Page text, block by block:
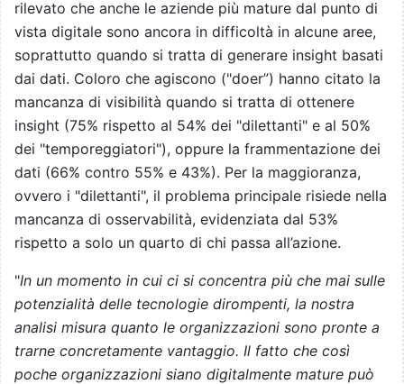
rilevato che anche le aziende più mature dal punto di
vista digitale sono ancora in difficoltà in alcune aree,
soprattutto quando si tratta di generare insight basati
dai dati. Coloro che agiscono ("doer”) hanno citato la
mancanza di visibilità quando si tratta di ottenere
insight (75% rispetto al 54% dei "dilettanti" e al 50%
dei "temporeggiatori"), oppure la frammentazione dei
dati (66% contro 55% e 43%). Per la maggioranza,
ovvero i "dilettanti", il problema principale risiede nella
mancanza di osservabilità, evidenziata dal 53%
rispetto a solo un quarto di chi passa all’azione.
"In un momento in cui ci si concentra più che mai sulle
potenzialità delle tecnologie dirompenti, la nostra
analisi misura quanto le organizzazioni sono pronte a
trarne concretamente vantaggio. Il fatto che così
poche organizzazioni siano digitalmente mature può